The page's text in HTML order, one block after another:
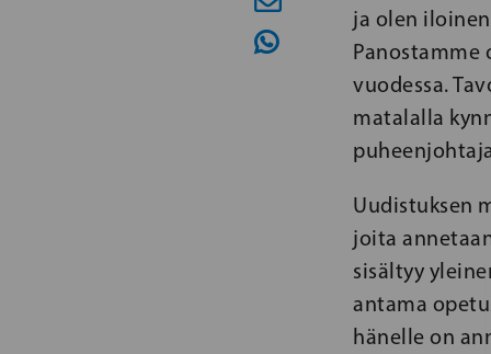
ja olen
Panostamme
vuodessa.
matalalla
Uudistuksen
joita
sisältyy
antama
hänelle on